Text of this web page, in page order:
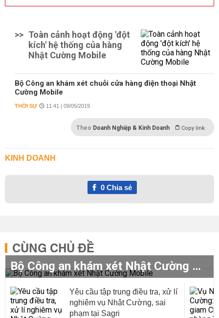
>> Toàn cảnh hoạt động 'đột
kích' hệ thống của hàng
Nhật Cường Mobile
Bộ Công an khám xét chuỗi cửa hàng điện thoại Nhật
Cường Mobile
THỜI SỰ 11:41 | 09/05/2019
Theo Doanh Nghiệp & Kinh Doanh Copy link
KINH DOANH
0Chia sẻ
CÙNG CHỦ ĐỀ
Bộ Công an khám xét Nhật Cường Mobile
Yêu cầu tập trung điều tra, xử lí
nghiêm vụ Nhật Cường, sai
phạm tại Sagri